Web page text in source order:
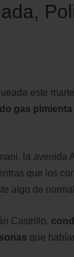
este
gas pimienta
la avenida
que los
algo de
Castrillo,
que